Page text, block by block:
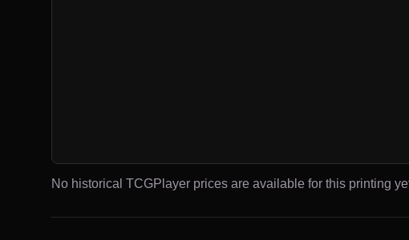
No historical TCGPlayer prices are available for this printing